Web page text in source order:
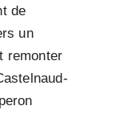
de
un
remonter